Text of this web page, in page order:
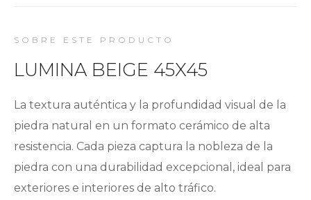
SOBRE ESTE PRODUCTO
LUMINA BEIGE 45X45
La textura auténtica y la profundidad visual de la
piedra natural en un formato cerámico de alta
resistencia. Cada pieza captura la nobleza de la
piedra con una durabilidad excepcional, ideal para
exteriores e interiores de alto tráfico.